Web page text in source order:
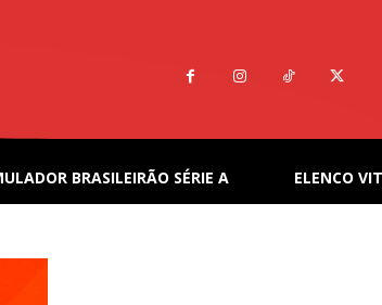
BRASILEIRÃO SÉRIE A ELENCO